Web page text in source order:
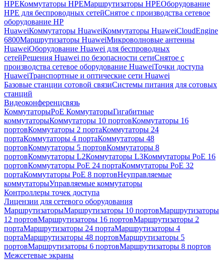
HPEКоммутаторы HPEМаршрутизаторы HPEОборудование
HPE для беспроводных сетейСнятое с производства сетевое
оборудование HP
HuaweiКоммутаторы HuaweiКоммутаторы HuaweiCloudEngine
6800Маршрутизаторы HuaweiМикроволновые антенны
HuaweiОборудование Huawei для беспроводных
сетейРешения Huawei по безопасности сетиСнятое с
производства сетевое оборудование HuaweiТочки доступа
HuaweiТранспортные и оптические сети Huawei
Базовые станции сотовой связиСистемы питания для сотовых
станций
Видеоконференцсвязь
КоммутаторыPoE КоммутаторыГигабитные
коммутаторыКоммутаторы 10 портовКоммутаторы 16
портовКоммутаторы 2 портаКоммутаторы 24
портаКоммутаторы 4 портаКоммутаторы 48
портовКоммутаторы 5 портовКоммутаторы 8
портовКоммутаторы L2Коммутаторы L3Коммутаторы PoE 16
портовКоммутаторы PoE 24 портаКоммутаторы PoE 32
портаКоммутаторы PoE 8 портовНеуправляемые
коммутаторыУправляемые коммутаторы
Контроллеры точек доступа
Лицензии для сетевого оборудования
МаршрутизаторыМаршрутизаторы 10 портовМаршрутизаторы
12 портовМаршрутизаторы 16 портовМаршрутизаторы 2
портаМаршрутизаторы 24 портаМаршрутизаторы 4
портаМаршрутизаторы 48 портовМаршрутизаторы 5
портовМаршрутизаторы 6 портовМаршрутизаторы 8 портов
Межсетевые экраны